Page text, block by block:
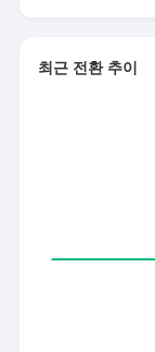
최근 전환 추이